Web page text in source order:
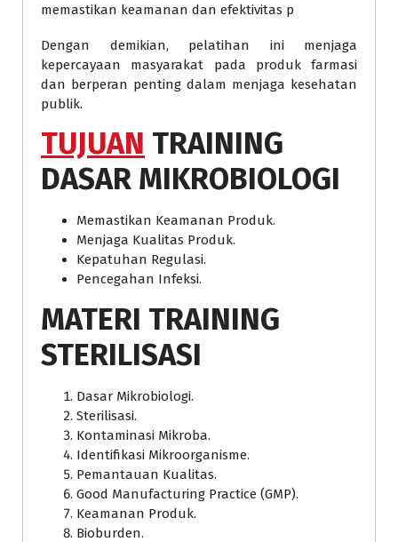
memastikan keamanan dan efektivitas p
Dengan demikian, pelatihan ini menjaga
kepercayaan masyarakat pada produk farmasi
dan berperan penting dalam menjaga kesehatan
publik.
TUJUAN TRAINING
DASAR MIKROBIOLOGI
Memastikan Keamanan Produk.
Menjaga Kualitas Produk.
Kepatuhan Regulasi.
Pencegahan Infeksi.
MATERI TRAINING
STERILISASI
Dasar Mikrobiologi.
Sterilisasi.
Kontaminasi Mikroba.
Identifikasi Mikroorganisme.
Pemantauan Kualitas.
Good Manufacturing Practice (GMP).
Keamanan Produk.
Bioburden.